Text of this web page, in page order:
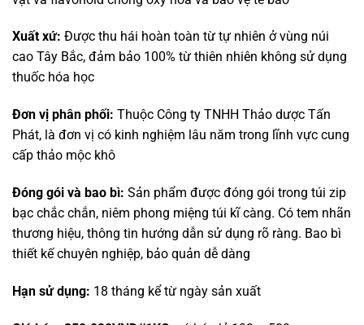
Xuất xứ: Được thu hái hoàn toàn từ tự nhiên ở vùng núi
cao Tây Bắc, đảm bảo 100% từ thiên nhiên không sử dụng
thuốc hóa học
Đơn vị phân phối: Thuộc Công ty TNHH Thảo dược Tấn
Phát, là đơn vị có kinh nghiệm lâu năm trong lĩnh vực cung
cấp thảo mộc khô
Đóng gói và bao bì: Sản phẩm được đóng gói trong túi zip
bạc chắc chắn, niêm phong miệng túi kĩ càng. Có tem nhãn
thương hiệu, thông tin hướng dẫn sử dụng rõ ràng. Bao bì
thiết kế chuyên nghiệp, bảo quản dễ dàng
Hạn sử dụng: 18 tháng kể từ ngày sản xuất